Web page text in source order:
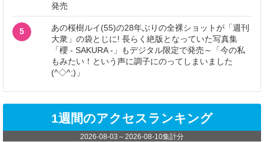
発売
5
あの桜樹ルイ(55)の28年ぶりの全裸ショットが「週刊
大衆」の袋とじに! 長らく絶版となっていた写真集
「櫻 - SAKURA -」もデジタル限定で発売～「今の私
もみたい！という声に調子にのってしまいました
(^◇^;)」
1週間のアクセスランキング
2026-08-03 ～2026-08-10集計分